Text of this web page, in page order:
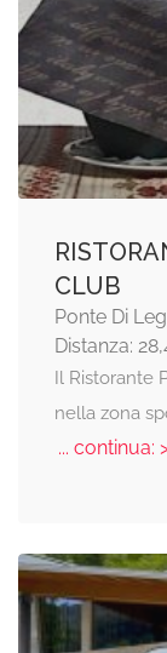
CLUB
Ponte Di
Distanza:
Il Ristorante
nella zona
... continua: